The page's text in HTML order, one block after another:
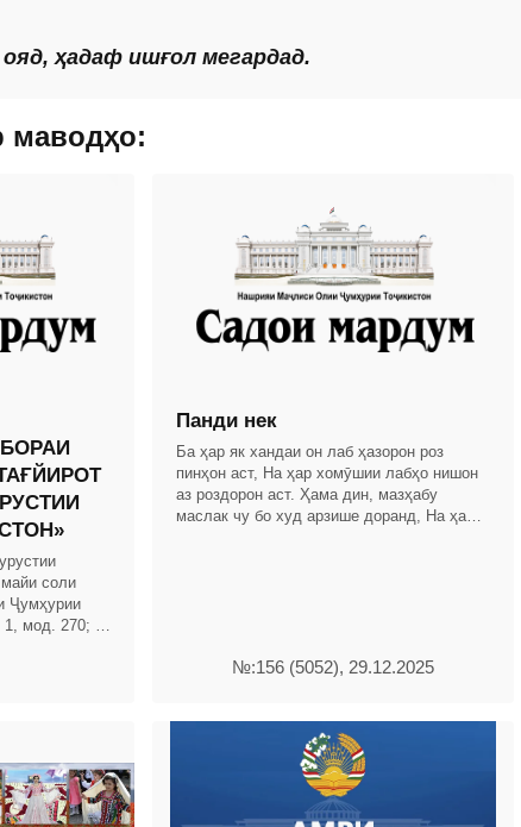
ҳадаф ишғол мегардад.
маводҳо:
соли
Ҷумҳурии
мод. 270; с.
Панди нек
Ба ҳар як хандаи он лаб ҳазорон роз
пинҳон аст, На ҳар хомӯшии лабҳо нишон
аз роздорон аст. Ҳама дин, мазҳабу
маслак чу бо худ арзише доранд, На ҳар
№:156 (5052), 29.12.2025